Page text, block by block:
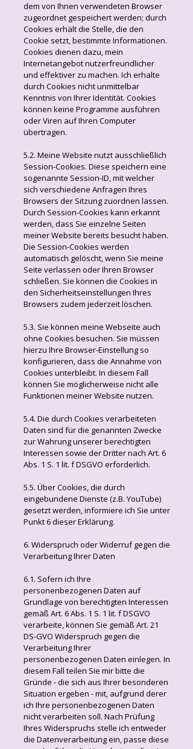
dem von Ihnen verwendeten Browser
zugeordnet gespeichert werden; durch
Cookies erhält die Stelle, die den
Cookie setzt, bestimmte Informationen.
Cookies dienen dazu, mein
Internetangebot nutzerfreundlicher
und effektiver zu machen. Ich erhalte
durch Cookies nicht unmittelbar
Kenntnis von Ihrer Identität. Cookies
können keine Programme ausführen
oder Viren auf Ihren Computer
übertragen.
5.2. Meine Website nutzt ausschließlich
Session-Cookies. Diese speichern eine
sogenannte Session-ID, mit welcher
sich verschiedene Anfragen Ihres
Browsers der Sitzung zuordnen lassen.
Durch Session-Cookies kann erkannt
werden, dass Sie einzelne Seiten
meiner Website bereits besucht haben.
Die Session-Cookies werden
automatisch gelöscht, wenn Sie meine
Seite verlassen oder Ihren Browser
schließen. Sie können die Cookies in
den Sicherheitseinstellungen Ihres
Browsers zudem jederzeit löschen.
5.3. Sie können meine Webseite auch
ohne Cookies besuchen. Sie müssen
hierzu Ihre Browser-Einstellung so
konfigurieren, dass die Annahme von
Cookies unterbleibt. In diesem Fall
können Sie möglicherweise nicht alle
Funktionen meiner Website nutzen.
5.4. Die durch Cookies verarbeiteten
Daten sind für die genannten Zwecke
zur Wahrung unserer berechtigten
Interessen sowie der Dritter nach Art. 6
Abs. 1 S. 1 lit. f DSGVO erforderlich.
5.5. Über Cookies, die durch
eingebundene Dienste (z.B. YouTube)
gesetzt werden, informiere ich Sie unter
Punkt 6 dieser Erklärung.
6. Widerspruch oder Widerruf gegen die
Verarbeitung Ihrer Daten
6.1. Sofern ich Ihre
personenbezogenen Daten auf
Grundlage von berechtigten Interessen
gemäß Art. 6 Abs. 1 S. 1 lit. f DSGVO
verarbeite, können Sie gemäß Art. 21
DS-GVO Widerspruch gegen die
Verarbeitung Ihrer
personenbezogenen Daten einlegen. In
diesem Fall teilen Sie mir bitte die
Gründe - die sich aus Ihrer besonderen
Situation ergeben - mit, aufgrund derer
ich Ihre personenbezogenen Daten
nicht verarbeiten soll. Nach Prüfung
Ihres Widerspruchs stelle ich entweder
die Datenverarbeitung ein, passe diese